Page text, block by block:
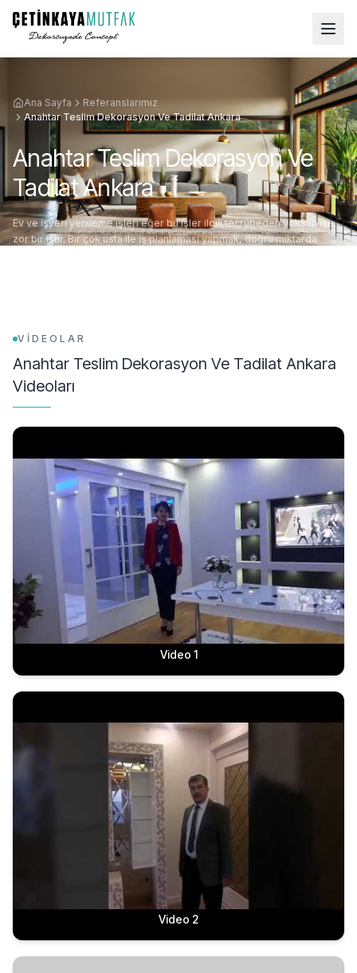
Ana Sayfa
Referanslarımız
Anahtar Teslim Dekorasyon Ve Tadilat Ankara
Anahtar Teslim Dekorasyon Ve
Tadilat Ankara
Ev ve işyeri yenileme işleri eğer bu işler ilgili tecrübeden yoksun ise
zor bir iştir. Bir çok usta ile iş planlaması yapmak, doğru miktarda
VİDEOLAR
Anahtar Teslim Dekorasyon Ve Tadilat Ankara
Videoları
Video 1
Video 2